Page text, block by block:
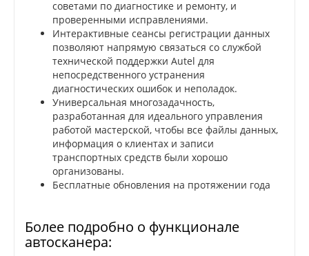
советами по диагностике и ремонту, и
проверенными исправлениями.
Интерактивные сеансы регистрации данных
позволяют напрямую связаться со службой
технической поддержки Autel для
непосредственного устранения
диагностических ошибок и неполадок.
Универсальная многозадачность,
разработанная для идеального управления
работой мастерской, чтобы все файлы данных,
информация о клиентах и записи
транспортных средств были хорошо
организованы.
Бесплатные обновления на протяжении года
Более подробно о функционале
автосканера: